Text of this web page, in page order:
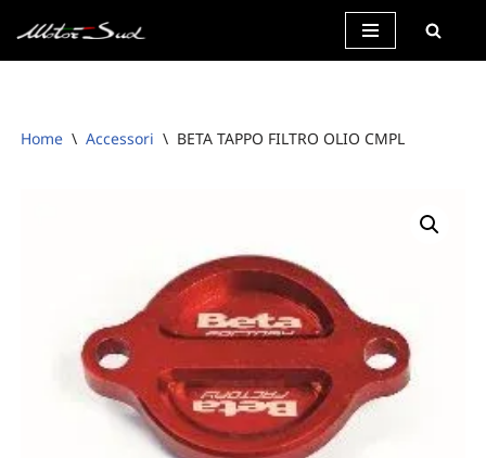
Vai
Home \ Accessori \ BETA TAPPO FILTRO OLIO CMPL